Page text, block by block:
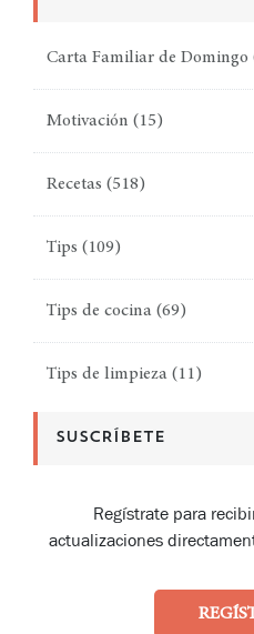
Carta Familiar de Domingo
Motivación (15)
Recetas (518)
Tips (109)
Tips de cocina (69)
Tips de limpieza (11)
SUSCRÍBETE
Regístrate para
actualizaciones